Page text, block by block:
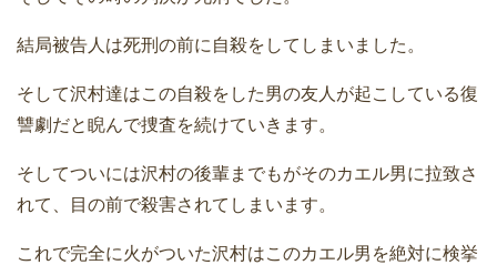
結局被告人は死刑の前に自殺をしてしまいました。
そして沢村達はこの自殺をした男の友人が起こしている復
讐劇だと睨んで捜査を続けていきます。
そしてついには沢村の後輩までもがそのカエル男に拉致さ
れて、目の前で殺害されてしまいます。
これで完全に火がついた沢村はこのカエル男を絶対に検挙